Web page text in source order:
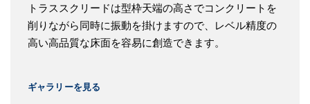
トラススクリードは型枠天端の高さでコンクリートを
削りながら同時に振動を掛けますので、レベル精度の
高い高品質な床面を容易に創造できます。
ギャラリーを見る